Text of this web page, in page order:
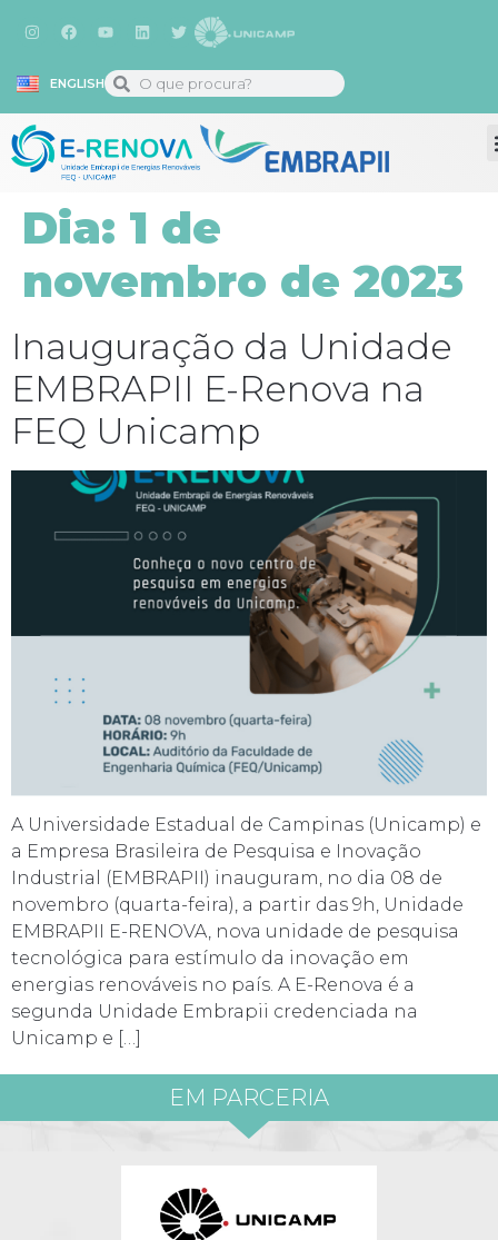
ENGLISH
Dia: 1 de
novembro de 2023
Inauguração da Unidade
EMBRAPII E-Renova na
FEQ Unicamp
A Universidade Estadual de Campinas (Unicamp) e
a Empresa Brasileira de Pesquisa e Inovação
Industrial (EMBRAPII) inauguram, no dia 08 de
novembro (quarta-feira), a partir das 9h, Unidade
EMBRAPII E-RENOVA, nova unidade de pesquisa
tecnológica para estímulo da inovação em
energias renováveis no país. A E-Renova é a
segunda Unidade Embrapii credenciada na
Unicamp e […]
EM PARCERIA